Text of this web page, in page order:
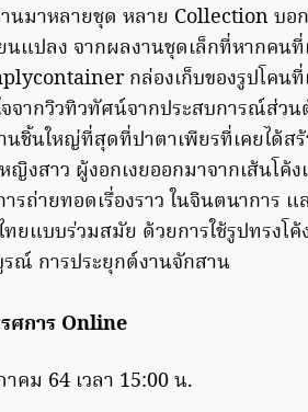
นมาหลายชุด หลาย Collection บอ
นแปลง จากผลงานชุดเล็กที่หากคน
กล่องเก็บของรูปโคน
จากวิวทิวทัศน์จากประสบการณ์ส่ว
นชิ้นใหญ่ที่สุดที่ปาตาเพียรที่เคยได้ส
หญิงสาว ผู้งอกเงยออกมาจากเส้นโ
รถ่ายทอดเรื่องราว ในจินตนาการ
ยแบบร่วมสมัย ด้วยการใช้รูปทรงโ
ณ์ การประยุกต์งานจักสาน
ศการ Online
คม 64 เวลา 15:00 น.